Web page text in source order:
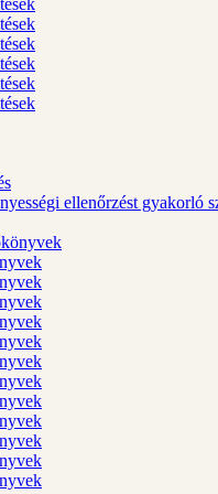
ellenőrzést gyakorló